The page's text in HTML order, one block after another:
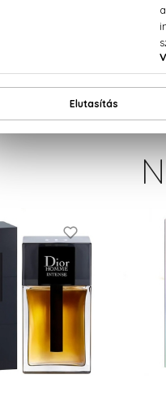
fás
levendula, zsálya,